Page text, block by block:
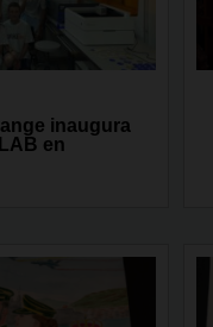
inaugura
en